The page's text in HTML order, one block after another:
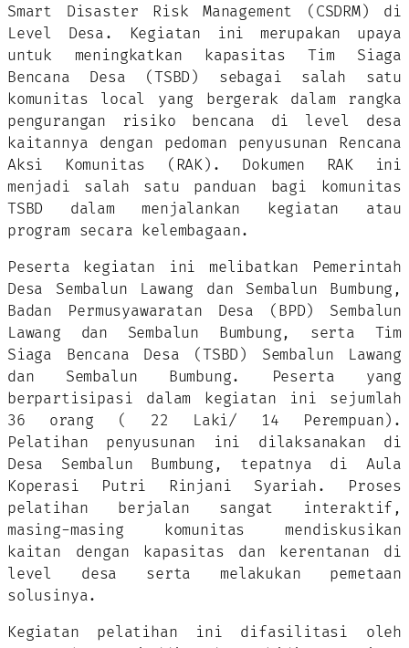
Smart Disaster Risk Management (CSDRM) di
Level Desa. Kegiatan ini merupakan upaya
untuk meningkatkan kapasitas Tim Siaga
Bencana Desa (TSBD) sebagai salah satu
komunitas local yang bergerak dalam rangka
pengurangan risiko bencana di level desa
kaitannya dengan pedoman penyusunan Rencana
Aksi Komunitas (RAK). Dokumen RAK ini
menjadi salah satu panduan bagi komunitas
TSBD dalam menjalankan kegiatan atau
program secara kelembagaan.
Peserta kegiatan ini melibatkan Pemerintah
Desa Sembalun Lawang dan Sembalun Bumbung,
Badan Permusyawaratan Desa (BPD) Sembalun
Lawang dan Sembalun Bumbung, serta Tim
Siaga Bencana Desa (TSBD) Sembalun Lawang
dan Sembalun Bumbung. Peserta yang
berpartisipasi dalam kegiatan ini sejumlah
36 orang ( 22 Laki/ 14 Perempuan).
Pelatihan penyusunan ini dilaksanakan di
Desa Sembalun Bumbung, tepatnya di Aula
Koperasi Putri Rinjani Syariah. Proses
pelatihan berjalan sangat interaktif,
masing-masing komunitas mendiskusikan
kaitan dengan kapasitas dan kerentanan di
level desa serta melakukan pemetaan
solusinya.
Kegiatan pelatihan ini difasilitasi oleh